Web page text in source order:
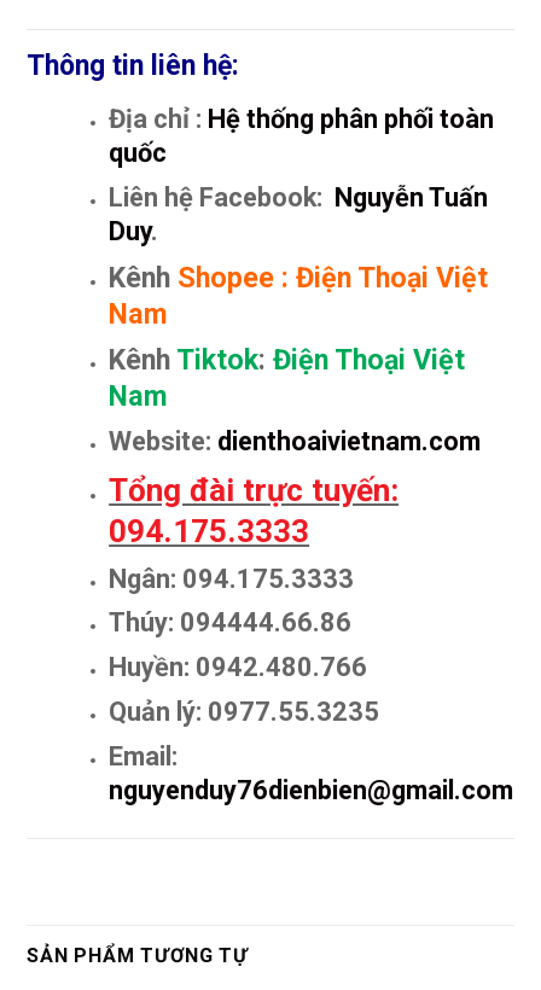
Thông tin liên hệ:
Địa chỉ : Hệ thống phân phối toàn
quốc
Liên hệ Facebook: Nguyễn Tuấn
Duy.
Kênh Shopee :Điện Thoại Việt
Nam
Kênh Tiktok:Điện Thoại Việt
Nam
Website: dienthoaivietnam.com
Tổng đài trực tuyến:
094.175.3333
Ngân: 094.175.3333
Thúy: 094444.66.86
Huyền: 0942.480.766
Quản lý: 0977.55.3235
Email:
nguyenduy76dienbien@gmail.com
SẢN PHẨM TƯƠNG TỰ